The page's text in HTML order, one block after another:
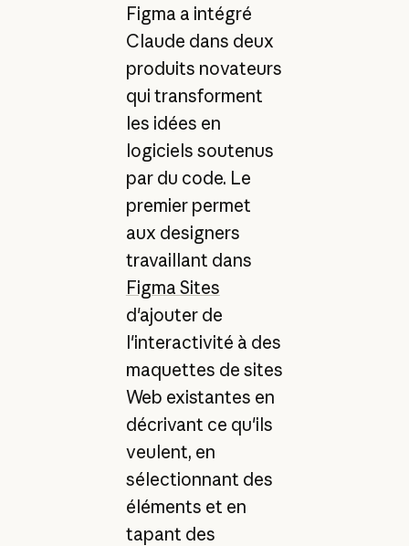
Figma a intégré
Claude dans deux
produits novateurs
qui transforment
les idées en
logiciels soutenus
par du code. Le
premier permet
aux designers
travaillant dans
Figma Sites
d'ajouter de
l'interactivité à des
maquettes de sites
Web existantes en
décrivant ce qu'ils
veulent, en
sélectionnant des
éléments et en
tapant des